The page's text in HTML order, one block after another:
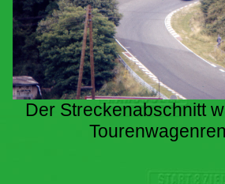
Der Streckenabschnitt